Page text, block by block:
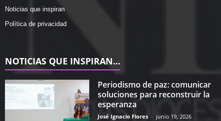
Noticias que inspiran
Política de privacidad
NOTICIAS QUE INSPIRAN...
Periodismo de paz: comunicar
soluciones para reconstruir la
esperanza
José Ignacio Flores - junio 19, 2026